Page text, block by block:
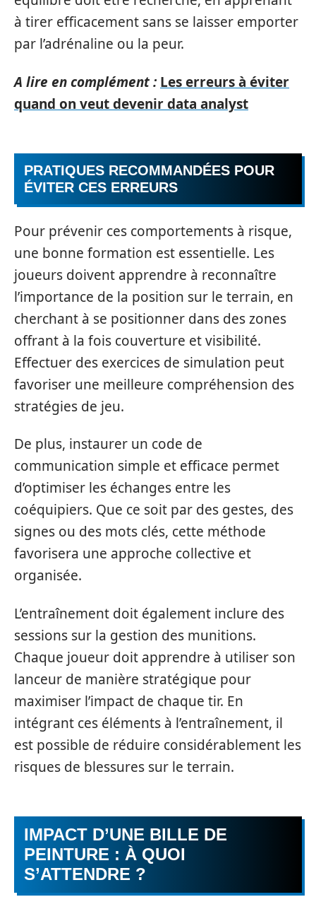
à tirer efficacement sans se laisser emporter
par l’adrénaline ou la peur.
A lire en complément : Les erreurs à éviter
quand on veut devenir data analyst
PRATIQUES RECOMMANDÉES POUR
ÉVITER CES ERREURS
Pour prévenir ces comportements à risque,
une bonne formation est essentielle. Les
joueurs doivent apprendre à reconnaître
l’importance de la position sur le terrain, en
cherchant à se positionner dans des zones
offrant à la fois couverture et visibilité.
Effectuer des exercices de simulation peut
favoriser une meilleure compréhension des
stratégies de jeu.
De plus, instaurer un code de
communication simple et efficace permet
d’optimiser les échanges entre les
coéquipiers. Que ce soit par des gestes, des
signes ou des mots clés, cette méthode
favorisera une approche collective et
organisée.
L’entraînement doit également inclure des
sessions sur la gestion des munitions.
Chaque joueur doit apprendre à utiliser son
lanceur de manière stratégique pour
maximiser l’impact de chaque tir. En
intégrant ces éléments à l’entraînement, il
est possible de réduire considérablement les
risques de blessures sur le terrain.
IMPACT D’UNE BILLE DE
PEINTURE : À QUOI
S’ATTENDRE ?